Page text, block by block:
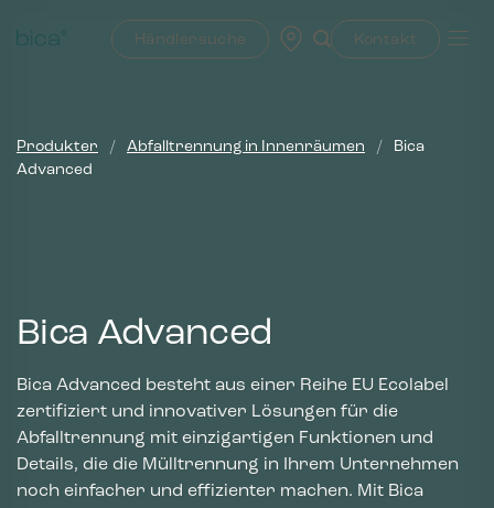
Inhalt
Händlersuche Kontakt
Bica Advanced
Bica Advanced besteht aus einer Reihe EU Ecolabel
zertifiziert und innovativer Lösungen für die
Abfalltrennung mit einzigartigen Funktionen und
Details, die die Mülltrennung in Ihrem Unternehmen
noch einfacher und effizienter machen. Mit Bica
Produkter / Abfalltrennung in Innenräumen /
Bica
Advanced